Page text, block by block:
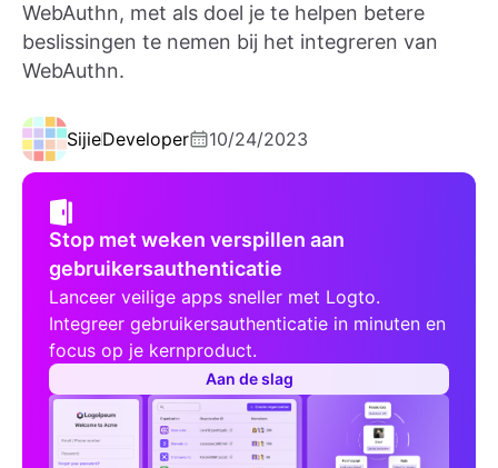
WebAuthn, met als doel je te helpen betere
beslissingen te nemen bij het integreren van
WebAuthn.
SijieDeveloper 10/24/2023
Stop met weken verspillen aan
gebruikersauthenticatie
Lanceer veilige apps sneller met Logto.
Integreer gebruikersauthenticatie in minuten en
focus op je kernproduct.
Aan de slag